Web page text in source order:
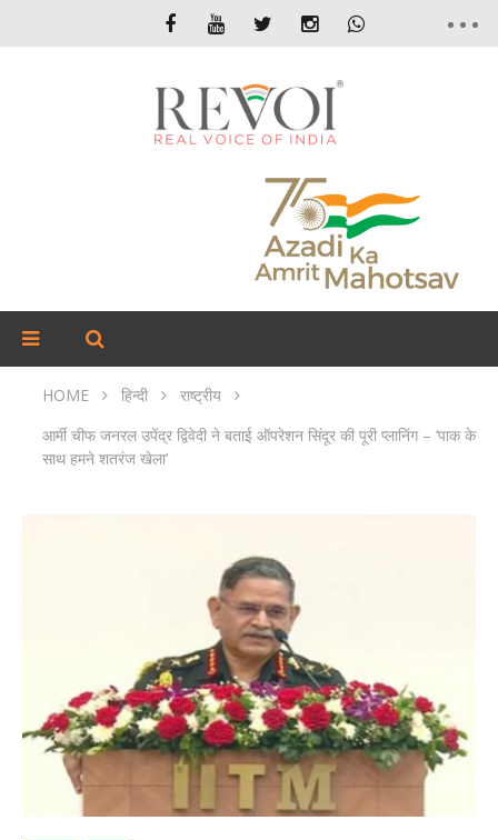
HOME हिन्दी
राष्ट्रीय
आर्मी चीफ जनरल उपेंद्र द्विवेदी ने बताई ऑपरेशन सिंदूर की पूरी प्लानिंग – ‘पाक के
साथ हमने शतरंज खेला’